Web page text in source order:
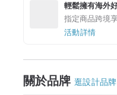
輕鬆擁有海外
指定商品跨境
活動詳情
關於品牌 逛設計品牌